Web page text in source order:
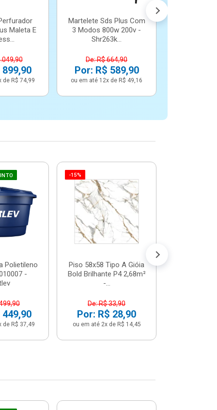
Maleta E
de R$ 74,99
Martelete Sds Plus Com
3 Modos 800w 200v -
Shr263k...
De: R$ 664,90
Por: R$ 589,90
ou em até 12x de R$ 49,16
Polietileno
-
de R$ 37,49
-15%
Piso 58x58 Tipo A Gióia
Bold Brilhante P4 2,68m²
-...
De: R$ 33,90
Por: R$ 28,90
ou em até 2x de R$ 14,45